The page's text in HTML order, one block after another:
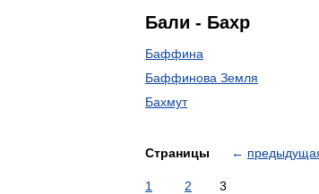
Бали - Бахр
Баффина
Баффинова Земля
Бахмут
Страницы ←
1 2 3